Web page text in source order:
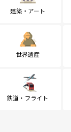
建築・アート
世界遺産
鉄道・フライト